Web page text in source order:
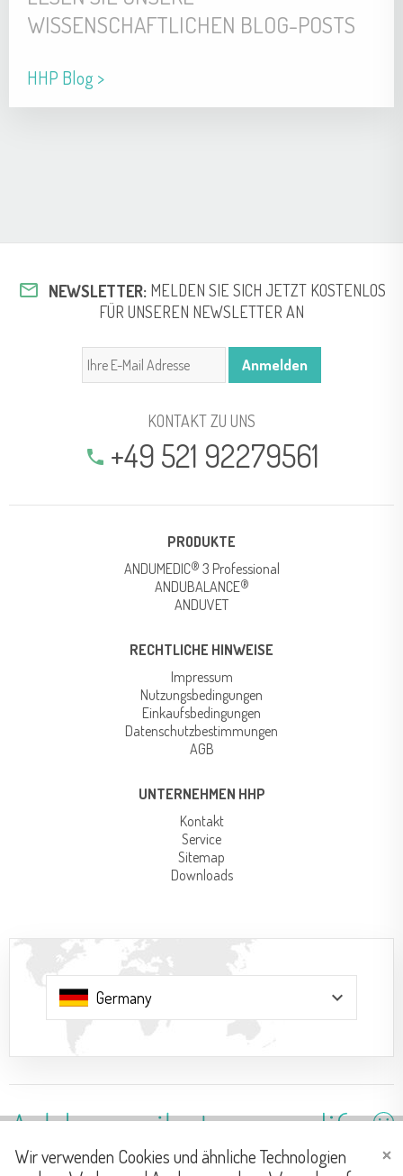
WISSENSCHAFTLICHEN BLOG-POSTS
HHP Blog >
mail_outline NEWSLETTER:MELDEN SIE SICH JETZT KOSTENLOS
FÜR UNSEREN NEWSLETTER AN
KONTAKT ZU UNS
phone +49 521 92279561
PRODUKTE
ANDUMEDIC® 3 Professional
ANDUBALANCE®
ANDUVET
RECHTLICHE HINWEISE
Impressum
Nutzungsbedingungen
Einkaufsbedingungen
Datenschutzbestimmungen
AGB
UNTERNEHMEN HHP
Kontakt
Service
Sitemap
Downloads
keyboard_arrow_down
Wir verwenden Cookies und ähnliche Technologien